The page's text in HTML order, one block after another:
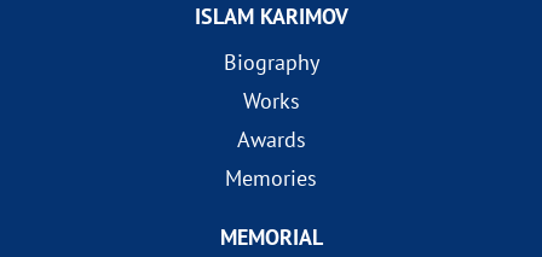
ISLAM KARIMOV
Biography
Works
Awards
Memories
MEMORIAL